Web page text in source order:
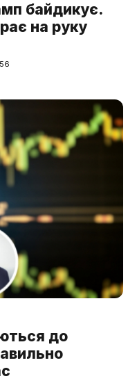
байдикує.
на руку
до